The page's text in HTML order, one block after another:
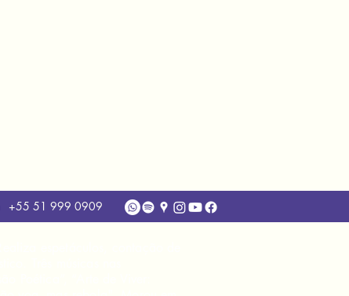
+55 51 999 0909
80